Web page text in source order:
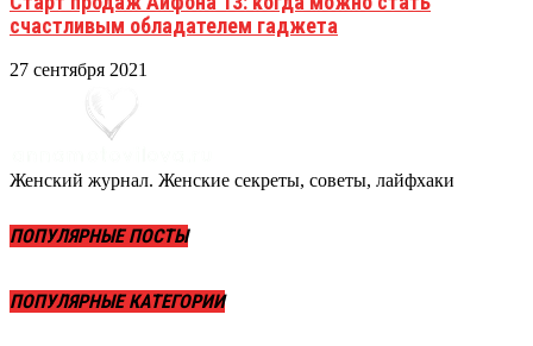
счастливым обладателем гаджета
27 сентября 2021
Женский журнал. Женские секреты, советы, лайфхаки
ПОПУЛЯРНЫЕ ПОСТЫ
ПОПУЛЯРНЫЕ КАТЕГОРИИ